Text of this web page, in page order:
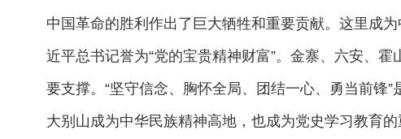
中国革命的胜利作出了巨大牺牲和重要贡献。这里成
近平总书记誉为“党的宝贵精神财富”。金寨、六安、
要支撑。“坚守信念、胸怀全局、团结一心、勇当前锋
大别山成为中华民族精神高地，也成为党史学习教育的